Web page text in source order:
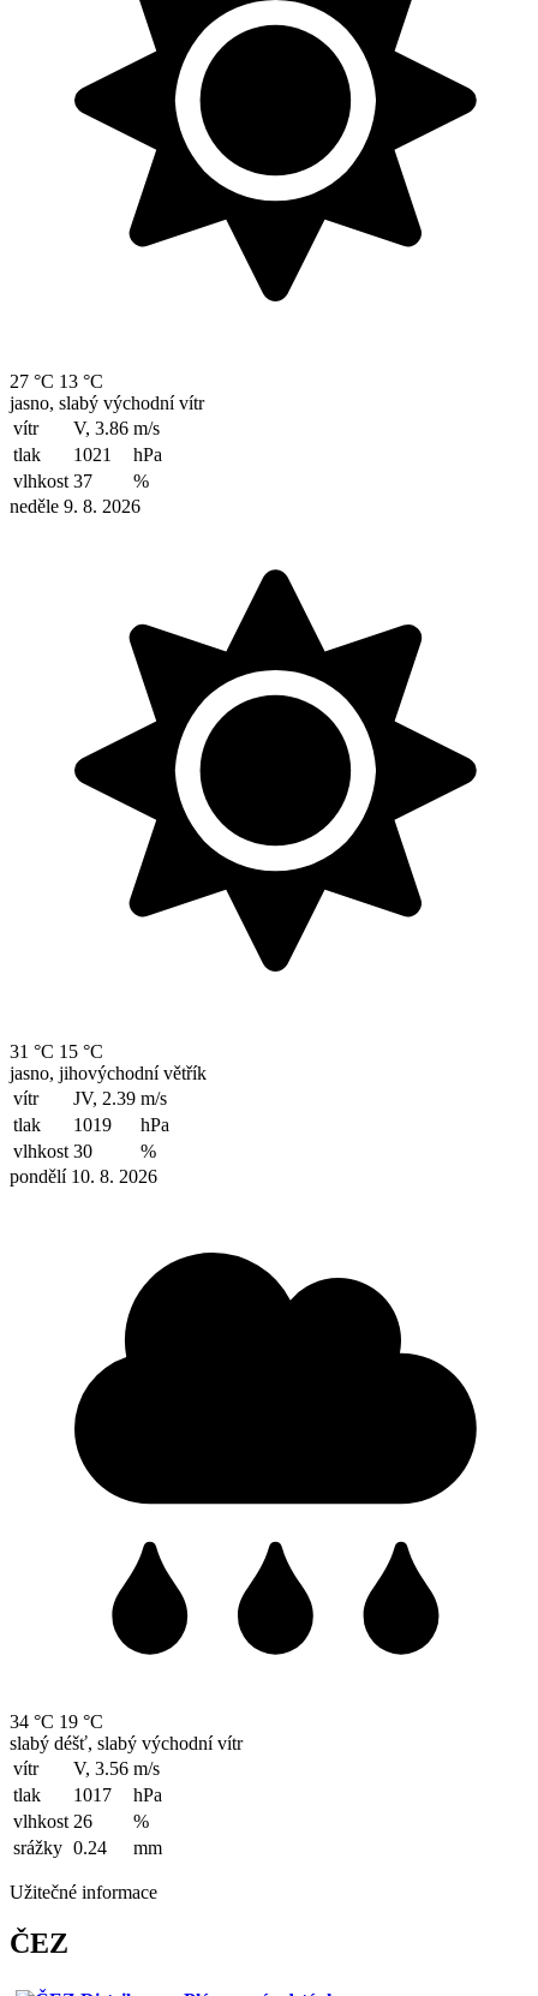
27 °C 13 °C
jasno, slabý východní vítr
vítr
V, 3.86 m/s
tlak
1021
hPa
vlhkost 37
%
neděle 9. 8. 2026
31 °C 15 °C
jasno, jihovýchodní větřík
vítr
JV, 2.39 m/s
tlak
1019
hPa
vlhkost 30
%
pondělí 10. 8. 2026
34 °C 19 °C
slabý déšť, slabý východní vítr
vítr
V, 3.56 m/s
tlak
1017
hPa
vlhkost 26
%
srážky 0.24 mm
Užitečné informace
ČEZ